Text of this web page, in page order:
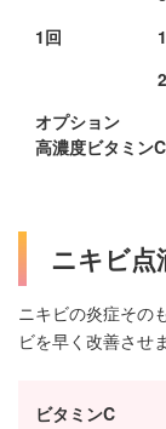
1回
オプション
高濃度ビタミン
ニキビ点
ニキビの炎症その
ビを早く改善させま
ビタミンC